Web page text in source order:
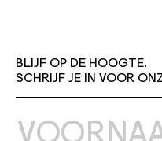
BLIJF OP DE HOOGTE.
SCHRIJF JE IN VOOR